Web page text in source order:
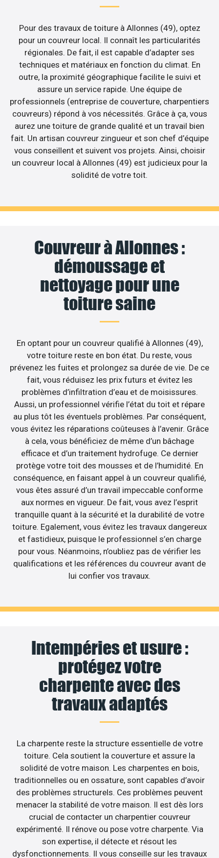
Pour des travaux de toiture à Allonnes (49), optez
pour un couvreur local. Il connaît les particularités
régionales. De fait, il est capable d’adapter ses
techniques et matériaux en fonction du climat. En
outre, la proximité géographique facilite le suivi et
assure un service rapide. Une équipe de
professionnels (entreprise de couverture, charpentiers
couvreurs) répond à vos nécessités. Grâce à ça, vous
aurez une toiture de grande qualité et un travail bien
fait. Un artisan couvreur zingueur et son chef d’équipe
vous conseillent et suivent vos projets. Ainsi, choisir
un couvreur local à Allonnes (49) est judicieux pour la
solidité de votre toit.
Couvreur à Allonnes :
démoussage et
nettoyage pour une
toiture saine
En optant pour un couvreur qualifié à Allonnes (49),
votre toiture reste en bon état. Du reste, vous
prévenez les fuites et prolongez sa durée de vie. De ce
fait, vous réduisez les prix futurs et évitez les
problèmes d’infiltration d’eau et de moisissures.
Aussi, un professionnel vérifie l’état du toit et répare
au plus tôt les éventuels problèmes. Par conséquent,
vous évitez les réparations coûteuses à l’avenir. Grâce
à cela, vous bénéficiez de même d’un bâchage
efficace et d’un traitement hydrofuge. Ce dernier
protège votre toit des mousses et de l’humidité. En
conséquence, en faisant appel à un couvreur qualifié,
vous êtes assuré d’un travail impeccable conforme
aux normes en vigueur. De fait, vous avez l’esprit
tranquille quant à la sécurité et la durabilité de votre
toiture. Egalement, vous évitez les travaux dangereux
et fastidieux, puisque le professionnel s’en charge
pour vous. Néanmoins, n’oubliez pas de vérifier les
qualifications et les références du couvreur avant de
lui confier vos travaux.
Intempéries et usure :
protégez votre
charpente avec des
travaux adaptés
La charpente reste la structure essentielle de votre
toiture. Cela soutient la couverture et assure la
solidité de votre maison. Les charpentes en bois,
traditionnelles ou en ossature, sont capables d’avoir
des problèmes structurels. Ces problèmes peuvent
menacer la stabilité de votre maison. Il est dès lors
crucial de contacter un charpentier couvreur
expérimenté. Il rénove ou pose votre charpente. Via
son expertise, il détecte et résout les
dysfonctionnements. Il vous conseille sur les travaux